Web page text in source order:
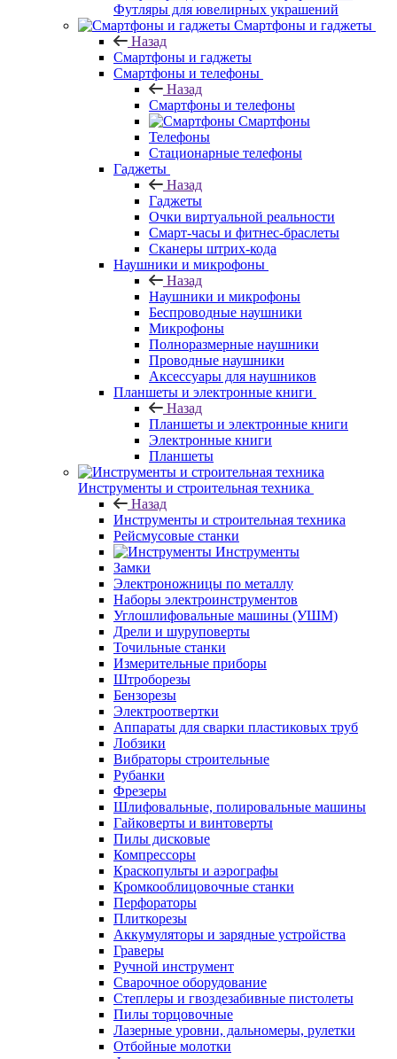
Футляры для ювелирных украшений
Смартфоны и гаджеты
Назад
Смартфоны и гаджеты
Смартфоны и телефоны
Назад
Смартфоны и телефоны
Смартфоны
Телефоны
Стационарные телефоны
Гаджеты
Назад
Гаджеты
Очки виртуальной реальности
Смарт-часы и фитнес-браслеты
Сканеры штрих-кода
Наушники и микрофоны
Назад
Наушники и микрофоны
Беспроводные наушники
Микрофоны
Полноразмерные наушники
Проводные наушники
Аксессуары для наушников
Планшеты и электронные книги
Назад
Планшеты и электронные книги
Электронные книги
Планшеты
Инструменты и строительная техника
Назад
Инструменты и строительная техника
Рейсмусовые станки
Инструменты
Замки
Электроножницы по металлу
Наборы электроинструментов
Углошлифовальные машины (УШМ)
Дрели и шуруповерты
Точильные станки
Измерительные приборы
Штроборезы
Бензорезы
Электроотвертки
Аппараты для сварки пластиковых труб
Лобзики
Вибраторы строительные
Рубанки
Фрезеры
Шлифовальные, полировальные машины
Гайковерты и винтоверты
Пилы дисковые
Компрессоры
Краскопульты и аэрографы
Кромкооблицовочные станки
Перфораторы
Плиткорезы
Аккумуляторы и зарядные устройства
Граверы
Ручной инструмент
Сварочное оборудование
Степлеры и гвоздезабивные пистолеты
Пилы торцовочные
Лазерные уровни, дальномеры, рулетки
Отбойные молотки